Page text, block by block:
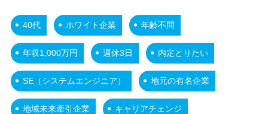
40代 ホワイト企業 年齢不問
年収1,000万円 週休3日 内定とりたい
SE（システムエンジニア） 地元の有名企業
地域未来牽引企業 キャリアチェンジ